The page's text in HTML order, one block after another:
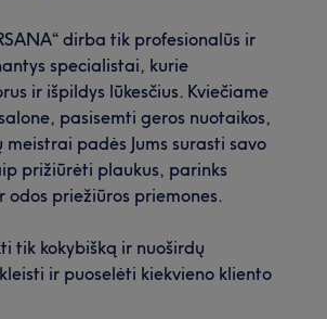
dirba tik profesionalūs ir
specialistai, kurie
ir išpildys lūkesčius. Kviečiame
pasisemti geros nuotaikos,
padės Jums surasti savo
prižiūrėti plaukus, parinks
odos priežiūros priemones.
tik kokybišką ir nuoširdų
ir puoselėti kiekvieno kliento